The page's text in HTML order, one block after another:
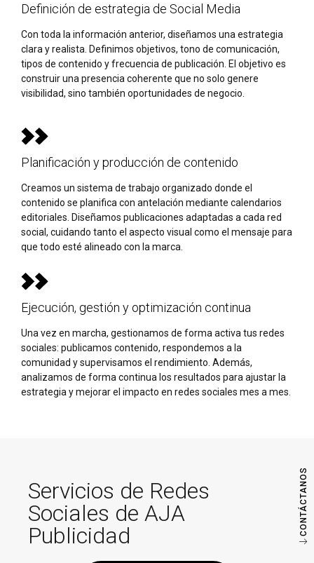
CONTÁCTANOS
Definición de estrategia de Social Media
Con toda la información anterior, diseñamos una estrategia
clara y realista. Definimos objetivos, tono de comunicación,
tipos de contenido y frecuencia de publicación. El objetivo es
construir una presencia coherente que no solo genere
visibilidad, sino también oportunidades de negocio.
Planificación y producción de contenido
Creamos un sistema de trabajo organizado donde el
contenido se planifica con antelación mediante calendarios
editoriales. Diseñamos publicaciones adaptadas a cada red
social, cuidando tanto el aspecto visual como el mensaje para
que todo esté alineado con la marca.
Ejecución, gestión y optimización continua
Una vez en marcha, gestionamos de forma activa tus redes
sociales: publicamos contenido, respondemos a la
comunidad y supervisamos el rendimiento. Además,
analizamos de forma continua los resultados para ajustar la
estrategia y mejorar el impacto en redes sociales mes a mes.
Servicios de Redes
Sociales de AJA
Publicidad